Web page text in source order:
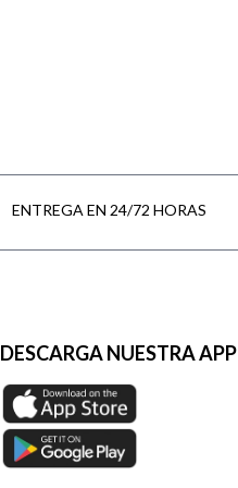
ENTREGA EN 24/72 HORAS
DESCARGA NUESTRA APP